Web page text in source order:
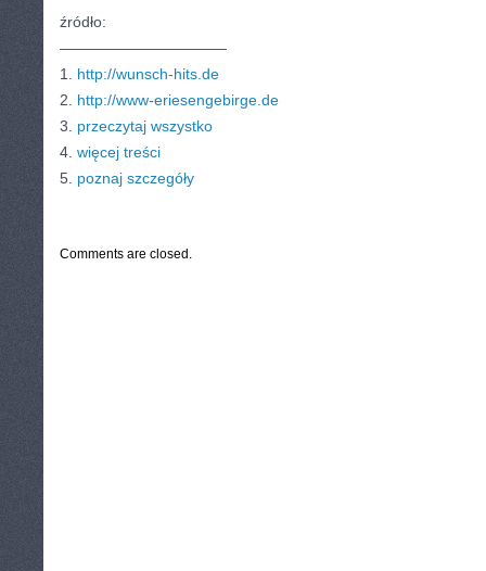
źródło:
———————————
1. http://wunsch-hits.de
2. http://www-eriesengebirge.de
3. przeczytaj wszystko
4. więcej treści
5. poznaj szczegóły
Comments are closed.